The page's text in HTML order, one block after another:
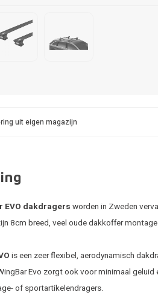
uit eigen magazijn
EVO dakdragers worden in Zweden
8cm breed, veel oude dakkoffer
is een zeer flexibel, aerodynamisch
Evo zorgt ook voor minimaal
of sportartikelendragers.